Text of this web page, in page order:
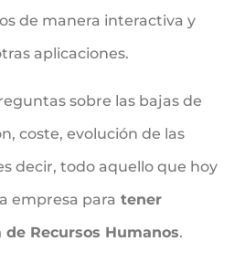
de manera interactiva y
aplicaciones.
sobre las bajas de
coste, evolución de las
decir, todo aquello que hoy
empresa para tener
Recursos Humanos.